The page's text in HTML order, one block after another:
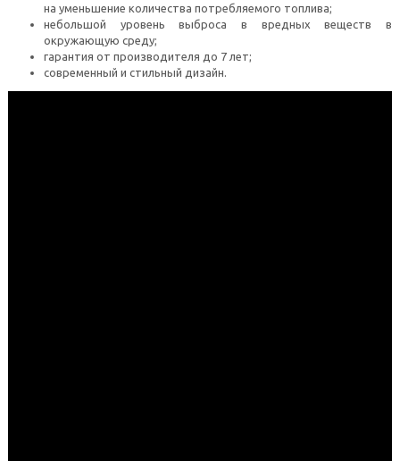
на уменьшение количества потребляемого топлива;
небольшой уровень выброса в вредных веществ в
окружающую среду;
гарантия от производителя до 7 лет;
современный и стильный дизайн.